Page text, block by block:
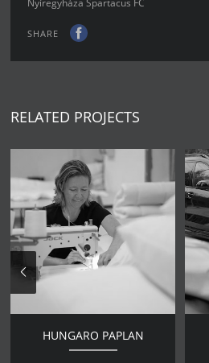
SHARE
RELATED PROJECTS
HUNGARO PAPLAN